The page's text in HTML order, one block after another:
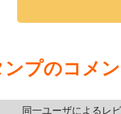
プのコメン
同一ユーザによるレ